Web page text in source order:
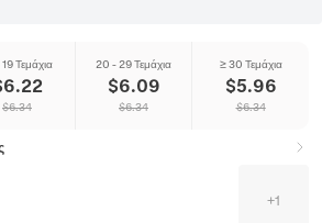
Τεμάχια
6.22
$6.34
20 - 29 Τεμάχια
$6.09
$6.34
≥ 30 Τεμάχια
$5.96
$6.34
+1